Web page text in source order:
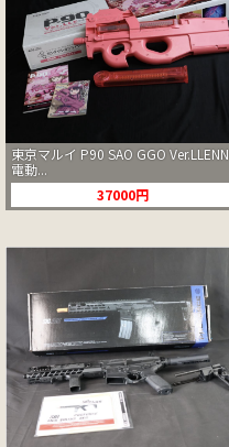
東京マルイ P90 SAO GGO Ver.LLENN
電動...
37000円